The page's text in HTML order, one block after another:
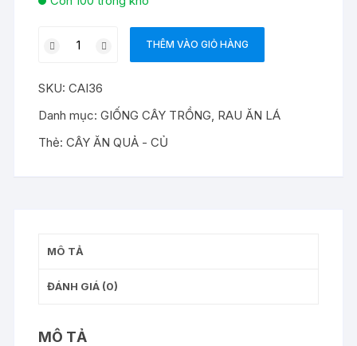
giống
ngọt
cọng
số
THÊM VÀO GIỎ HÀNG
SKU:CAI36
Danh mục:GIỐNG CÂY TRỒNG, RAU ĂN LÁ
Thẻ:CÂY ĂN QUẢ - CỦ
MÔ TẢ
ĐÁNH GIÁ (0)
MÔ TẢ